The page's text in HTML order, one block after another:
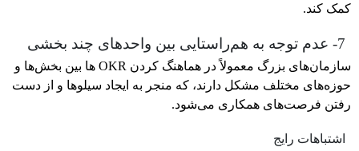
کمک کند.
7- عدم توجه به هم‌راستایی بین واحدهای چند بخشی
سازمان‌های بزرگ معمولاً در هماهنگ کردن OKR ها بین بخش‌ها و
حوزه‌های مختلف مشکل دارند، که منجر به ایجاد سیلوها و از دست
رفتن فرصت‌های همکاری می‌شود.
اشتباهات رایج